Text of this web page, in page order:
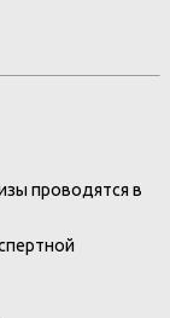
проводятся в